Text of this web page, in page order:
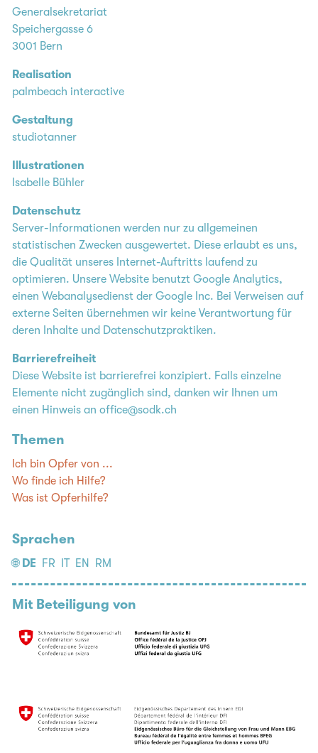
Generalsekretariat
Speichergasse 6
3001 Bern
Realisation
palmbeach interactive
Gestaltung
studiotanner
Illustrationen
Isabelle Bühler
Datenschutz
Server-Informationen werden nur zu allgemeinen
statistischen Zwecken ausgewertet. Diese erlaubt es uns,
die Qualität unseres Internet-Auftritts laufend zu
optimieren. Unsere Website benutzt Google Analytics,
einen Webanalysedienst der Google Inc. Bei Verweisen auf
externe Seiten übernehmen wir keine Verantwortung für
deren Inhalte und Datenschutzpraktiken.
Barrierefreiheit
Diese Website ist barrierefrei konzipiert. Falls einzelne
Elemente nicht zugänglich sind, danken wir Ihnen um
einen Hinweis anoffice@sodk.ch
Themen
Ich bin Opfer von ...
Wo finde ich Hilfe?
Was ist Opferhilfe?
Sprachen
🌐 DE FR IT EN RM
Mit Beteiligung von